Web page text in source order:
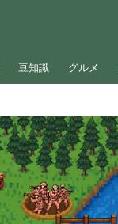
豆知識 グルメ